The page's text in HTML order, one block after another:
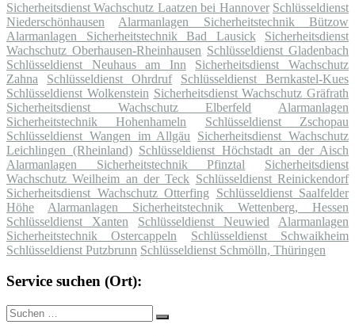
Sicherheitsdienst Wachschutz Laatzen bei Hannover Schlüsseldienst
Niederschönhausen
Alarmanlagen Sicherheitstechnik Bützow
Alarmanlagen Sicherheitstechnik Bad Lausick
Sicherheitsdienst
Wachschutz Oberhausen-Rheinhausen Schlüsseldienst Gladenbach
Schlüsseldienst Neuhaus am Inn
Sicherheitsdienst Wachschutz
Zahna
Schlüsseldienst Ohrdruf
Schlüsseldienst Bernkastel-Kues
Schlüsseldienst Wolkenstein Sicherheitsdienst Wachschutz Gräfrath
Sicherheitsdienst Wachschutz Elberfeld
Alarmanlagen
Sicherheitstechnik Hohenhameln
Schlüsseldienst Zschopau
Schlüsseldienst Wangen im Allgäu
Sicherheitsdienst Wachschutz
Leichlingen (Rheinland) Schlüsseldienst Höchstadt an der Aisch
Alarmanlagen Sicherheitstechnik Pfinztal
Sicherheitsdienst
Wachschutz Weilheim an der Teck Schlüsseldienst Reinickendorf
Sicherheitsdienst Wachschutz Otterfing
Schlüsseldienst Saalfelder
Höhe
Alarmanlagen Sicherheitstechnik Wettenberg, Hessen
Schlüsseldienst Xanten
Schlüsseldienst Neuwied
Alarmanlagen
Sicherheitstechnik Ostercappeln
Schlüsseldienst Schwaikheim
Schlüsseldienst Putzbrunn Schlüsseldienst Schmölln, Thüringen
Service suchen (Ort):
Suche
nach:
Suchen